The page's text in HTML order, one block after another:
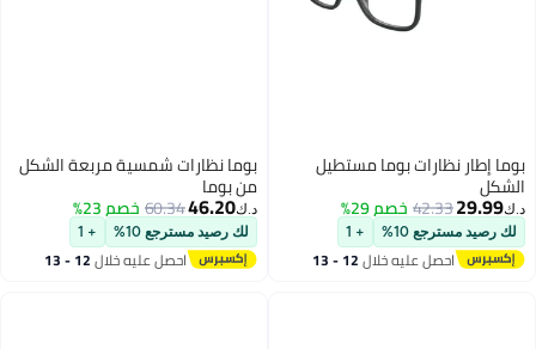
بوما إطار نظارات بوما مستطيل
الشكل
د.ك‏29.99
42.33خصم 29%
لك رصيد مسترجع 10% + 1
احصل عليه خلال 12 - 13
بوما نظارات شمسية مربعة الشكل
من بوما
د.ك‏46.20
60.34خصم 23%
لك رصيد مسترجع 10% + 1
احصل عليه خلال 12 - 13